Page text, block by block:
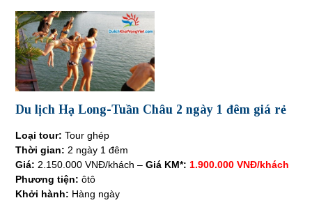
Du lịch Hạ Long-Tuần Châu 2 ngày 1 đêm giá rẻ
Loại tour:Tour ghép
Thời gian: 2 ngày 1 đêm
Giá: 2.150.000 VNĐ/khách –Giá KM*: 1.900.000 VNĐ/khách
Phương tiện:ôtô
Khởi hành: Hàng ngày